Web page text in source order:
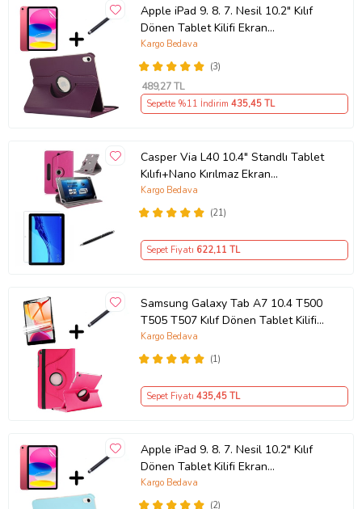
Apple iPad 9. 8. 7. Nesil 10.2" Kılıf
Dönen Tablet Kilifi Ekran
Koruyucu+Kalem 2 (Mor)
(3)
Kargo Bedava
489,27 TL
Sepette %11 İndirim 435,45 TL
Casper Via L40 10.4" Standlı Tablet
Kılıfı+Nano Kırılmaz Ekran
Koruyucu+Dokunmatik Kalem
(Pembe)
(21)
Kargo Bedava
Sepet Fiyatı 622,11 TL
Samsung Galaxy Tab A7 10.4 T500
T505 T507 Kılıf Dönen Tablet Kilifi
Ekran Koruyu (Koyu Pembe)
(1)
Kargo Bedava
Sepet Fiyatı 435,45 TL
Apple iPad 9. 8. 7. Nesil 10.2" Kılıf
Dönen Tablet Kilifi Ekran
Koruyucu+Kalem 2 (Mavi)
(2)
Kargo Bedava